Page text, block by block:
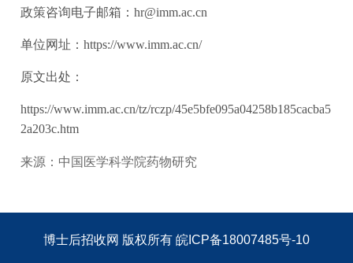
政策咨询电子邮箱：hr@imm.ac.cn
单位网址：https://www.imm.ac.cn/
原文出处：
https://www.imm.ac.cn/tz/rczp/45e5bfe095a04258b185cacba5
2a203c.htm
来源：中国医学科学院药物研究
博士后招收网 版权所有 皖ICP备18007485号-10